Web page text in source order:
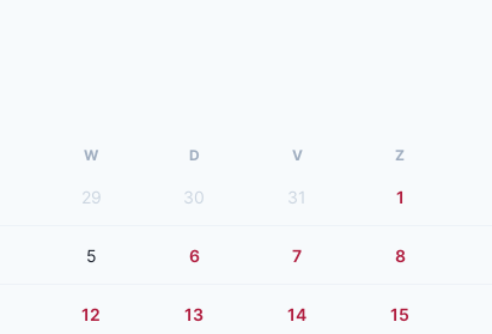
W D V Z
29 30 31 1
5 6 7 8
12 13 14 15